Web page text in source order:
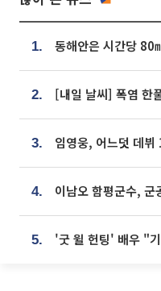
1.
2.
3.
4. 이남오 함평군수, 군
5.